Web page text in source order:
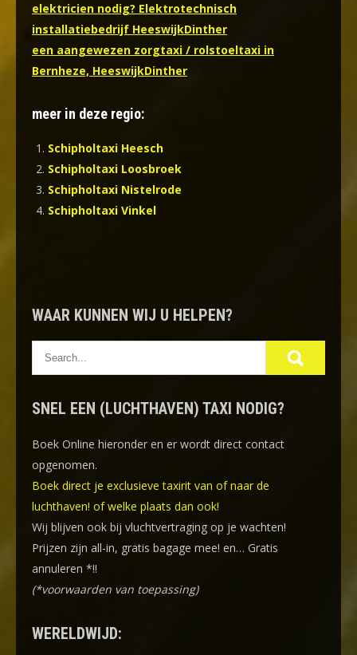
elektricien nodig? Elektrotechnisch
installatiebedrijf HeeswijkDinther
een aangewezen zorgtaxi / rolstoeltaxi in
Bernheze, HeeswijkDinther
meer in deze regio:
Schipholtaxi Heesch
Schipholtaxi Loosbroek
Schipholtaxi Nistelrode
Schipholtaxi Vinkel
WAAR KUNNEN WIJ U HELPEN?
SNEL EEN (LUCHTHAVEN) TAXI NODIG?
Boek Online hieronder en er wordt direct contact
opgenomen.
Boek direct je exclusieve taxirit van of naar de
luchthaven! of welke plaats dan ook!
Wij blijven ook bij vluchtvertraging op je wachten!
Prijzen zijn all-in, gratis bagage mee! en… Gratis
annuleren *!!
(*voorwaarden van toepassing)
WERELDWIJD: